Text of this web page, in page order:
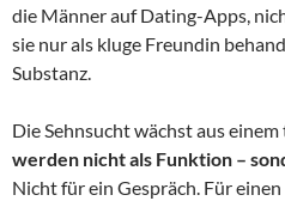
die Männer auf Dating-Apps,
sie nur als kluge Freundin
Substanz.
Die Sehnsucht wächst aus
werden nicht als Funktion –
Nicht für ein Gespräch. Für